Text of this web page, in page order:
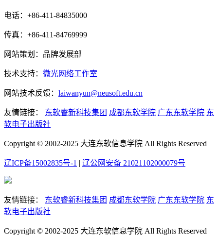
电话：+86-411-84835000
传真：+86-411-84769999
网站策划：品牌发展部
技术支持： 微光网络工作室
网站技术反馈： laiwanyun@neusoft.edu.cn
友情链接： 东软睿新科技集团 成都东软学院 广东东软学院 东
软电子出版社
Copyright © 2002-2025 大连东软信息学院 All Rights Reserved
辽ICP备15002835号-1 辽公网安备 21021102000079号
友情链接： 东软睿新科技集团 成都东软学院 广东东软学院 东
软电子出版社
Copyright © 2002-2025 大连东软信息学院 All Rights Reserved